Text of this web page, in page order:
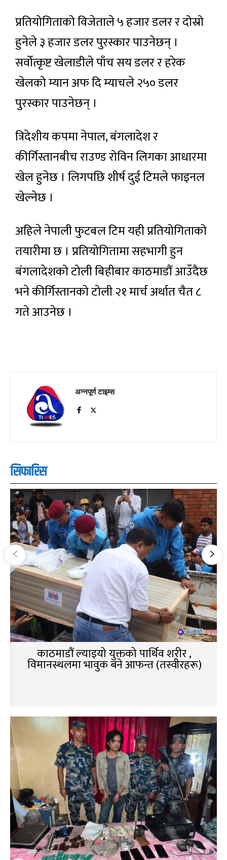
प्रतियोगिताको विजेताले ५ हजार डलर र दोस्रो
हुनेले ३ हजार डलर पुरस्कार पाउनेछन् ।
सर्वोत्कृष्ट खेलाडीले पाँच सय डलर र हरेक
खेलको म्यान अफ दि म्याचले २५० डलर
पुरस्कार पाउनेछन् ।
त्रिदेशीय कपमा नेपाल, बंगलादेश र
कीर्गिस्तानबीच राउण्ड रोविन लिगका आधारमा
खेल हुनेछ । लिगपछि शीर्ष दुई टिमले फाइनल
खेल्नेछ ।
अहिले नेपाली फुटबल टिम यही प्रतियोगिताको
तयारीमा छ । प्रतियोगितामा सहभागी हुन
बंगलादेशको टोली बिहीबार काठमाडौं आउँदैछ
भने कीर्गिस्तानको टोली २१ मार्च अर्थात चैत ८
गते आउनेछ ।
अन्नपूर्ण टाइम्स
सिफारिस
काठमाडौं ल्याइयो युक्तको पार्थिव शरीर ,
विमानस्थलमा भावुक बने आफन्त (तस्वीरहरू)